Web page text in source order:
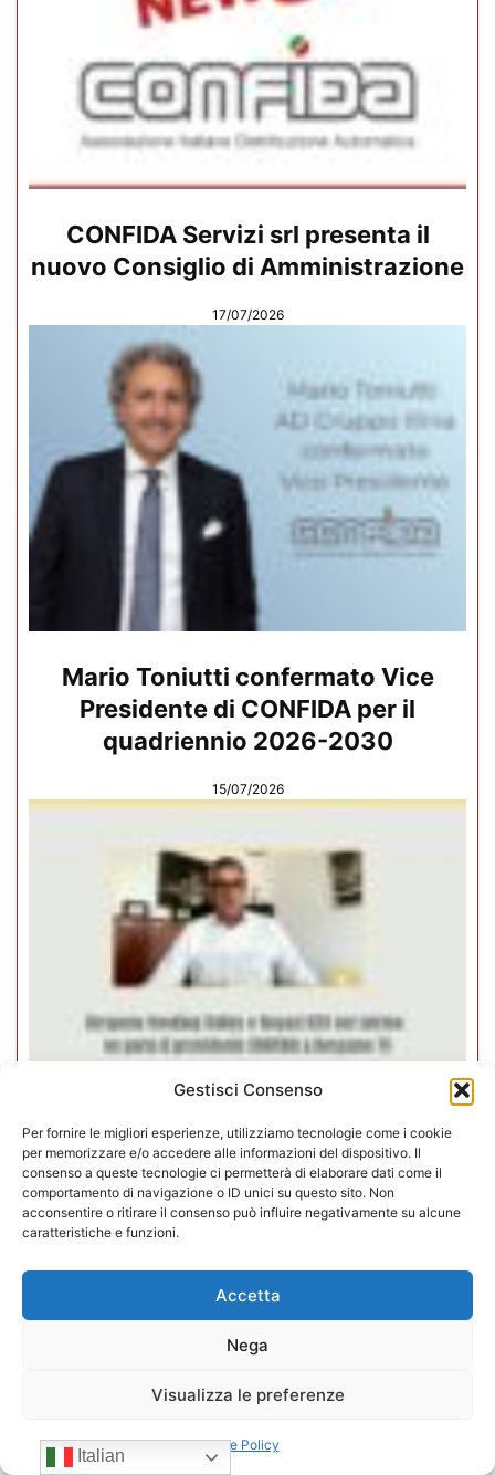
Gestisci Consenso
Per fornire le migliori esperienze, utilizziamo tecnologie come i cookie
per memorizzare e/o accedere alle informazioni del dispositivo. Il
consenso a queste tecnologie ci permetterà di elaborare dati come il
comportamento di navigazione o ID unici su questo sito. Non
acconsentire o ritirare il consenso può influire negativamente su alcune
caratteristiche e funzioni.
Accetta
Nega
Visualizza le preferenze
Cookie Policy
CONFIDA Servizi srl presenta il
nuovo Consiglio di Amministrazione
17/07/2026
Mario Toniutti confermato Vice
Presidente di CONFIDA per il
quadriennio 2026-2030
15/07/2026
Negozi H24 nel mirino. Trapletti a
Bergamo TV: “I gestori H24 non
sono il problema”
Italian